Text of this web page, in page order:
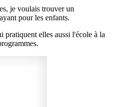
je voulais trouver un
pour les enfants.
pratiquent elles aussi l'école à la